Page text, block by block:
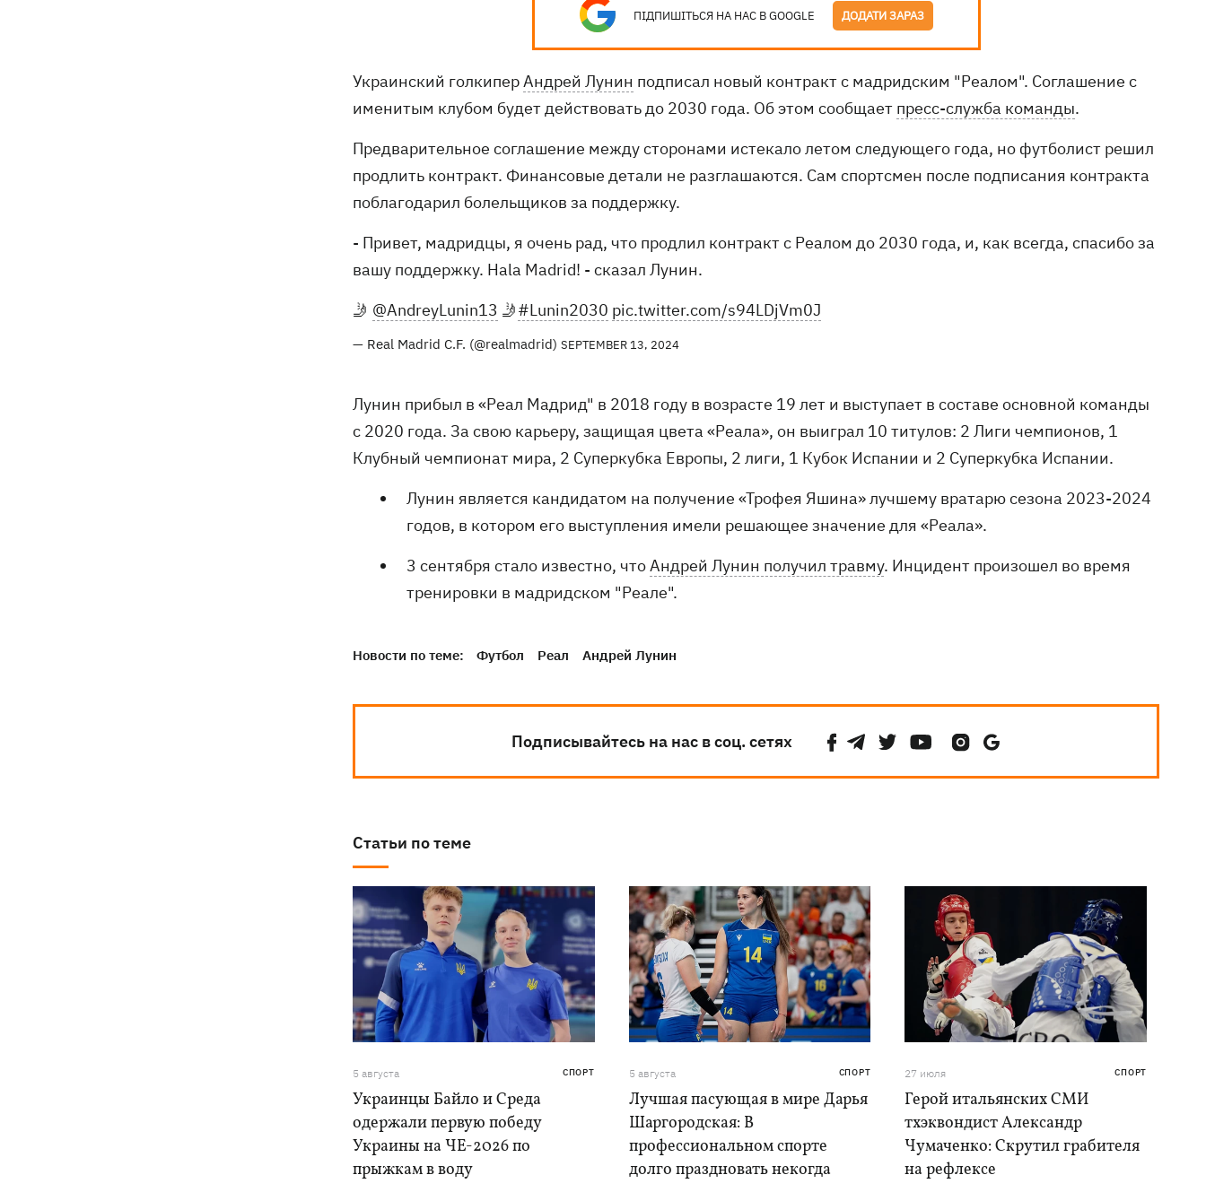
ПІДПИШІТЬСЯ НА НАС В GOOGLE ДОДАТИ ЗАРАЗ
Украинский голкиперАндрей Лунин подписал новый контракт с мадридским "Реалом". Соглашение с
именитым клубом будет действовать до 2030 года. Об этом сообщает пресс-служба команды.
Предварительное соглашение между сторонами истекало летом следующего года, но футболист решил
продлить контракт. Финансовые детали не разглашаются. Сам спортсмен после подписания контракта
поблагодарил болельщиков за поддержку.
- Привет, мадридцы, я очень рад, что продлил контракт с Реалом до 2030 года, и, как всегда, спасибо за
вашу поддержку. Hala Madrid! - сказал Лунин.
🤳 @AndreyLunin13 🤳#Lunin2030 pic.twitter.com/s94LDjVm0J
— Real Madrid C.F. (@realmadrid) SEPTEMBER 13, 2024
Лунин прибыл в «Реал Мадрид" в 2018 году в возрасте 19 лет и выступает в составе основной команды
с 2020 года. За свою карьеру, защищая цвета «Реала», он выиграл 10 титулов: 2 Лиги чемпионов, 1
Клубный чемпионат мира, 2 Суперкубка Европы, 2 лиги, 1 Кубок Испании и 2 Суперкубка Испании.
Лунин является кандидатом на получение «Трофея Яшина» лучшему вратарю сезона 2023-2024
годов, в котором его выступления имели решающее значение для «Реала».
3 сентября стало известно, чтоАндрей Лунин получил травму. Инцидент произошел во время
тренировки в мадридском "Реале".
Новости по теме: Футбол Реал Андрей Лунин
Подписывайтесь на нас в соц. сетях
Статьи по теме
5 августа СПОРТ
Украинцы Байло и Среда
одержали первую победу
Украины на ЧЕ-2026 по
прыжкам в воду
5 августа СПОРТ
Лучшая пасующая в мире Дарья
Шаргородская: В
профессиональном спорте
долго праздновать некогда
27 июля СПОРТ
Герой итальянских СМИ
тхэквондист Александр
Чумаченко: Скрутил грабителя
на рефлексе